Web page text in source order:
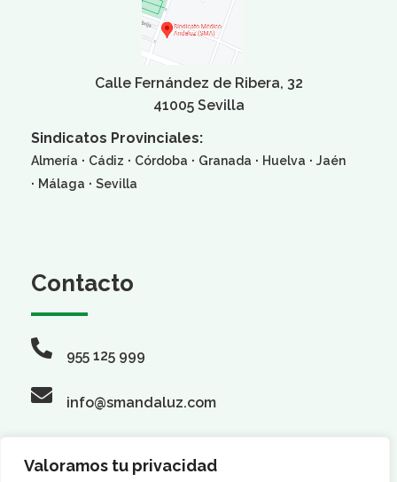
Valoramos tu privacidad
Calle Fernández de Ribera, 32
41005 Sevilla
Sindicatos Provinciales:
Almería · Cádiz · Córdoba · Granada · Huelva · Jaén
· Málaga · Sevilla
Contacto
955 125 999
info@smandaluz.com